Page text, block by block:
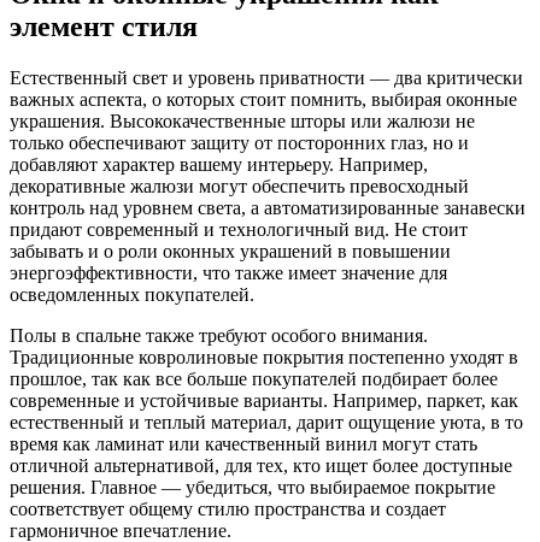
элемент стиля
Естественный свет и уровень приватности — два критически
важных аспекта, о которых стоит помнить, выбирая оконные
украшения. Высококачественные шторы или жалюзи не
только обеспечивают защиту от посторонних глаз, но и
добавляют характер вашему интерьеру. Например,
декоративные жалюзи могут обеспечить превосходный
контроль над уровнем света, а автоматизированные занавески
придают современный и технологичный вид. Не стоит
забывать и о роли оконных украшений в повышении
энергоэффективности, что также имеет значение для
осведомленных покупателей.
Полы в спальне также требуют особого внимания.
Традиционные ковролиновые покрытия постепенно уходят в
прошлое, так как все больше покупателей подбирает более
современные и устойчивые варианты. Например, паркет, как
естественный и теплый материал, дарит ощущение уюта, в то
время как ламинат или качественный винил могут стать
отличной альтернативой, для тех, кто ищет более доступные
решения. Главное — убедиться, что выбираемое покрытие
соответствует общему стилю пространства и создает
гармоничное впечатление.